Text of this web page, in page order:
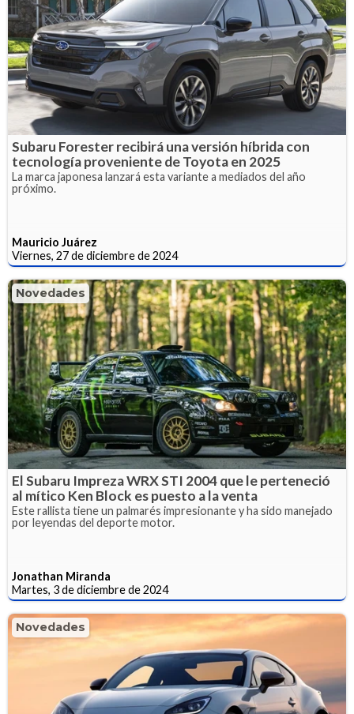
Subaru Forester recibirá una versión híbrida con
tecnología proveniente de Toyota en 2025
La marca japonesa lanzará esta variante a mediados del año
próximo.
Mauricio Juárez
Viernes, 27 de diciembre de 2024
Novedades
El Subaru Impreza WRX STI 2004 que le perteneció
al mítico Ken Block es puesto a la venta
Este rallista tiene un palmarés impresionante y ha sido manejado
por leyendas del deporte motor.
Jonathan Miranda
Martes, 3 de diciembre de 2024
Novedades